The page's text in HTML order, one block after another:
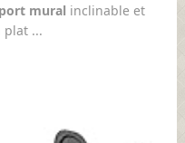
mural inclinable et
plat ...